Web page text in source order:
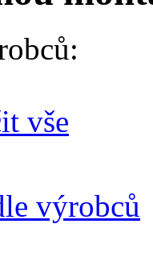
vše
výrobců